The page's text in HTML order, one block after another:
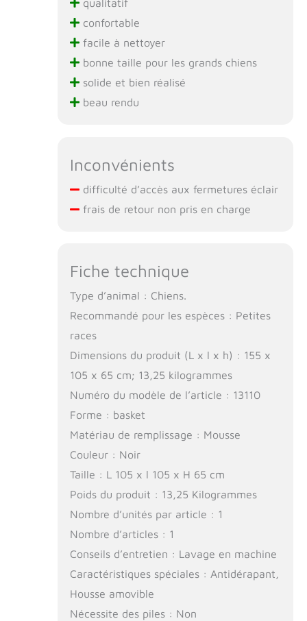
qualitatif
confortable
facile à nettoyer
bonne taille pour les grands chiens
solide et bien réalisé
beau rendu
Inconvénients
difficulté d’accès aux fermetures éclair
frais de retour non pris en charge
Fiche technique
Type d’animal : Chiens.
Recommandé pour les espèces : Petites
races
Dimensions du produit (L x l x h) : 155 x
105 x 65 cm; 13,25 kilogrammes
Numéro du modèle de l’article : 13110
Forme : basket
Matériau de remplissage : Mousse
Couleur : Noir
Taille : L 105 x l 105 x H 65 cm
Poids du produit : 13,25 Kilogrammes
Nombre d’unités par article : 1
Nombre d’articles : 1
Conseils d’entretien : Lavage en machine
Caractéristiques spéciales : Antidérapant,
Housse amovible
Nécessite des piles : Non